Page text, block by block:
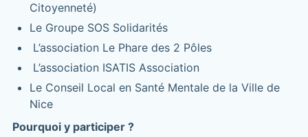
Citoyenneté)
Le Groupe SOS Solidarités
L’association Le Phare des 2 Pôles
L’association ISATIS Association
Le Conseil Local en Santé Mentale de la Ville de
Nice
Pourquoi y participer ?